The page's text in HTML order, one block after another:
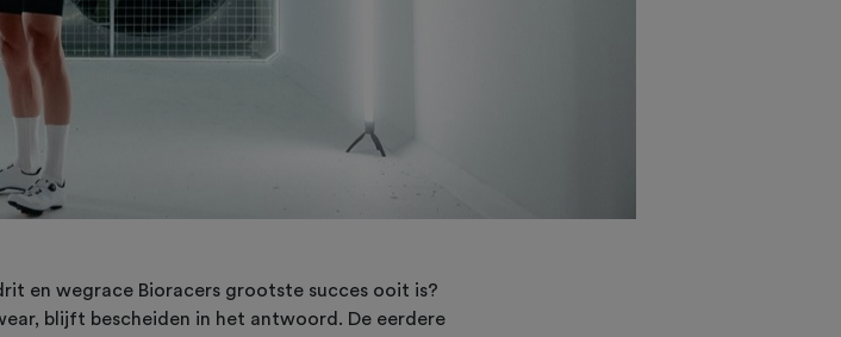
en wegrace Bioracers grootste succes ooit is?
blijft bescheiden in het antwoord. De eerdere